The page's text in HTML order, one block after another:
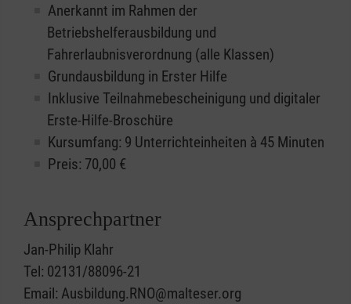
Anerkannt im Rahmen der
Betriebshelferausbildung und
Fahrerlaubnisverordnung (alle Klassen)
Grundausbildung in Erster Hilfe
Inklusive Teilnahmebescheinigung und digitaler
Erste-Hilfe-Broschüre
Kursumfang: 9 Unterrichteinheiten à 45 Minuten
Preis: 70,00 €
Ansprechpartner
Jan-Philip Klahr
Tel: 02131/88096-21
Email: Ausbildung.RNO@malteser.org